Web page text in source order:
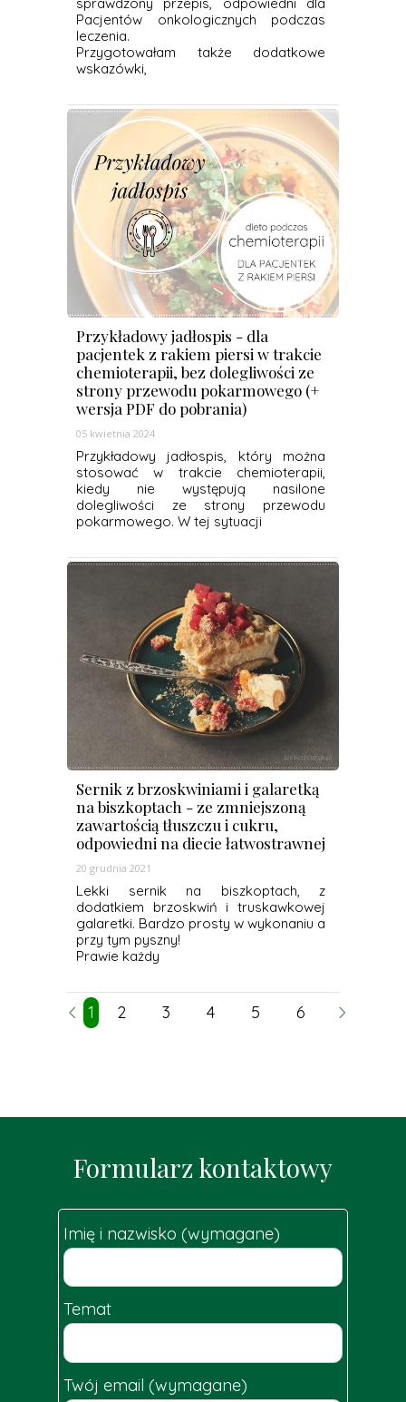
Pacjentów onkologicznych podczas
leczenia.
Przygotowałam także dodatkowe
wskazówki,
Przykładowy jadłospis - dla
pacjentek z rakiem piersi w trakcie
chemioterapii, bez dolegliwości ze
strony przewodu pokarmowego (+
wersja PDF do pobrania)
05 kwietnia 2024
Przykładowy jadłospis, który można
stosować w trakcie chemioterapii,
kiedy nie występują nasilone
dolegliwości ze strony przewodu
pokarmowego. W tej sytuacji
Sernik z brzoskwiniami i galaretką
na biszkoptach - ze zmniejszoną
zawartością tłuszczu i cukru,
odpowiedni na diecie łatwostrawnej
20 grudnia 2021
Lekki sernik na biszkoptach, z
dodatkiem brzoskwiń i truskawkowej
galaretki. Bardzo prosty w wykonaniu a
przy tym pyszny!
Prawie każdy
1 2 3 4 5 6 7
Formularz kontaktowy
Imię i nazwisko (wymagane)
Temat
Twój email (wymagane)